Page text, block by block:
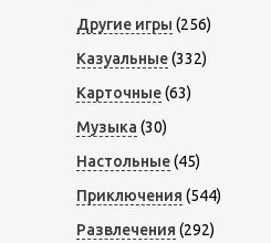
Другие игры (256)
Казуальные(332)
Карточные(63)
Музыка (30)
Настольные(45)
Приключения (544)
Развлечения (292)